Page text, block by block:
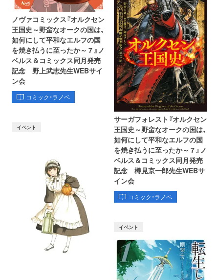
ノヴァコミックス『オルクセン
王国史～野蛮なオークの国は、
如何にして平和なエルフの国
を焼き払うに至ったか～ 7 』ノ
ベルス＆コミックス同月発売
記念 野上武志先生WEBサイ
ン会
コミック・ラノベ
サーガフォレスト『オルクセン
王国史～野蛮なオークの国は、
如何にして平和なエルフの国
を焼き払うに至ったか～ 7 』ノ
ベルス＆コミックス同月発売
記念 樽見京一郎先生WEBサ
イン会
コミック・ラノベ
イベント
イベント